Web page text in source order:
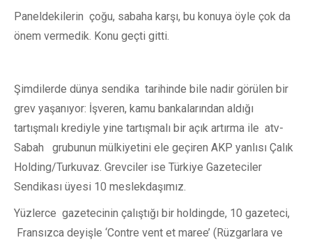
Paneldekilerin çoğu, sabaha karşı, bu konuya öyle çok da
önem vermedik. Konu geçti gitti.
Şimdilerde dünya sendika tarihinde bile nadir görülen bir
grev yaşanıyor: İşveren, kamu bankalarından aldığı
tartışmalı krediyle yine tartışmalı bir açık artırma ile atv-
Sabah grubunun mülkiyetini ele geçiren AKP yanlısı Çalık
Holding/Turkuvaz. Grevciler ise Türkiye Gazeteciler
Sendikası üyesi 10 meslekdaşımız.
Yüzlerce gazetecinin çalıştığı bir holdingde, 10 gazeteci,
Fransızca deyişle ‘Contre vent et maree’ (Rüzgarlara ve